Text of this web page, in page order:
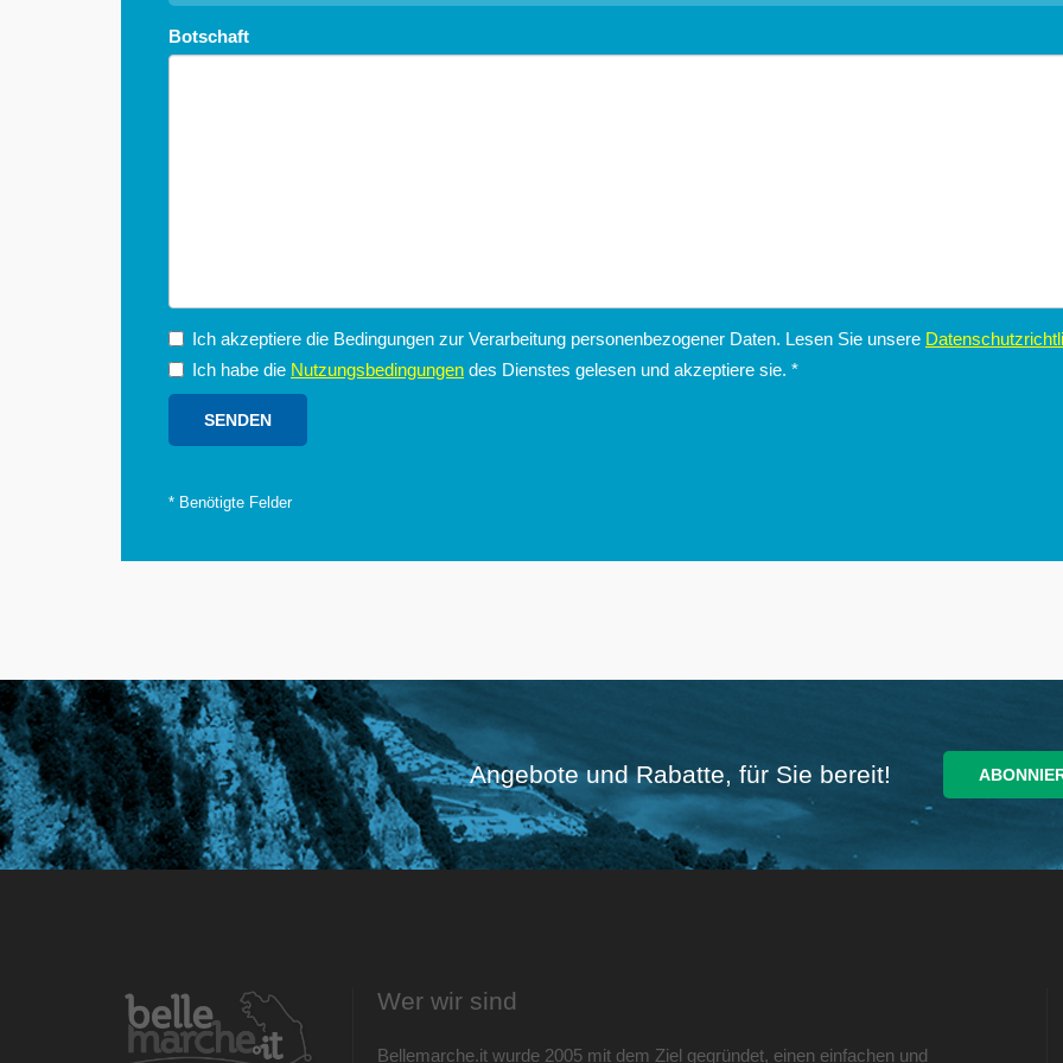
Botschaft
Ich akzeptiere die Bedingungen zur Verarbeitung personenbezogener Daten. Lesen Sie unsere
Ich habe die Nutzungsbedingungen des Dienstes gelesen und akzeptiere sie. *
* Benötigte Felder
Angebote und Rabatte, für Sie bereit!
Wer wir sind
Bellemarche.it wurde 2005 mit dem Ziel gegründet, einen einfachen und